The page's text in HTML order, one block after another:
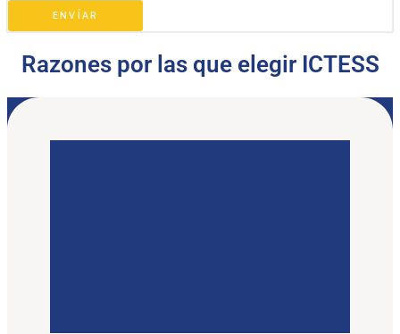
ENVÍAR
Razones por las que elegir ICTESS